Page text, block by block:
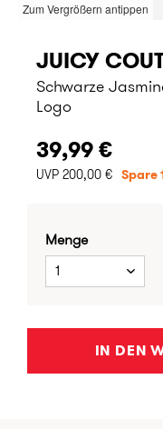
Zum Vergrößern antippen
JUICY
Schwarze
Logo
39,99 €
UVP 200,00 € Spare
Menge
1
IN DEN